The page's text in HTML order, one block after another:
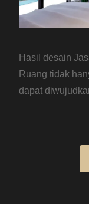
Hasil desain
Ruang tidak
dapat